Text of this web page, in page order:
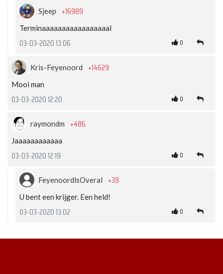
Sjeep +16989
Terminaaaaaaaaaaaaaaaaal
03-03-2020 13:06 0
Kris-Feyenoord +14629
Mooi man
03-03-2020 12:20 0
raymondm +486
Jaaaaaaaaaaaa
03-03-2020 12:19 0
FeyenoordlsOveral +39
U bent een krijger. Een held!
03-03-2020 13:02 0